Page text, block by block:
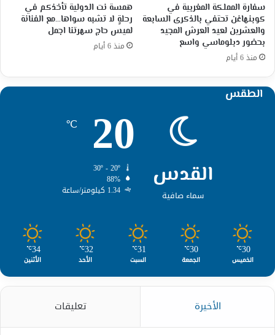
سفارة المملكة المغربية في
كوبنهاغن تحتفي بالذكرى السابعة
والعشرين لعيد العرش المجيد
بحضور دبلوماسي واسع
منذ 6 أيام
همسة نت الدولية تأخذكم في
رحلةٍ لا تشبه سواها…مع الفنانة
لميس حاج سهرتنا اجمل
منذ 6 أيام
الطقس
القدس
سماء صافية
20
℃
88%
1.34 كيلومتر/ساعة
30
℃
الخميس
30
℃
الجمعة
31
℃
السبت
32
℃
الأحد
34
℃
الأثنين
الأخيرة تعليقات